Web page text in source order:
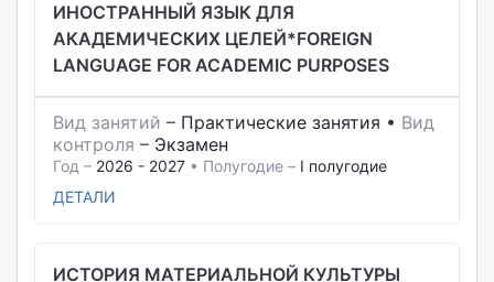
ИНОСТРАННЫЙ ЯЗЫК ДЛЯ
АКАДЕМИЧЕСКИХ ЦЕЛЕЙ*FOREIGN
LANGUAGE FOR ACADEMIC PURPOSES
Вид занятий – Практические занятия • Вид
контроля – Экзамен
Год – 2026 - 2027 • Полугодие – I полугодие
ДЕТАЛИ
ИСТОРИЯ МАТЕРИАЛЬНОЙ КУЛЬТУРЫ